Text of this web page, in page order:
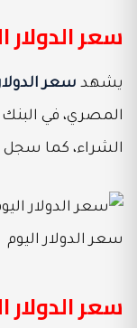
سعر الدولار
يشهد سعر
الشراء، كما سجل 30.67 مصري، في البيع.
سعر الدولار اليوم
سعر